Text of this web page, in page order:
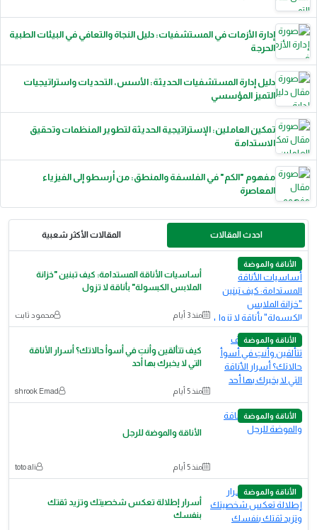
إدارة الأزمات في المستشفيات: دليل النجاة والتعافي في البيئات الطبية
الحرجة
دليل إدارة المستشفيات الحديثة: الأسس، التحديات واستراتيجيات
التميز المؤسسي
تمكين العاملين: الإستراتيجية الحديثة لتطوير المنظمات وتحقيق
الاستدامة
مفهوم "الكم" في الفلسفة والمنطق: من أرسطو إلى الفيزياء
المعاصرة
احدث المقالات المقالات الأكثر شعبية
الأناقة والموضة
أساسيات الأناقة المستدامة: كيف تبنين "خزانة
الملابس الكبسولة" بأناقة لا تزول
منذ 3 أيام محمود ثابت
الأناقة والموضة
كيف تتألقين وأنتِ في أسوأ حالاتك؟ أسرار الأناقة
التي لا يخبرك بها أحد
منذ 5 أيام shrook Emad
الأناقة والموضة
الأناقة والموضة للرجل
منذ 5 أيام toto ali
الأناقة والموضة
أسرار إطلالة تعكس شخصيتك وتزيد ثقتك
بنفسك